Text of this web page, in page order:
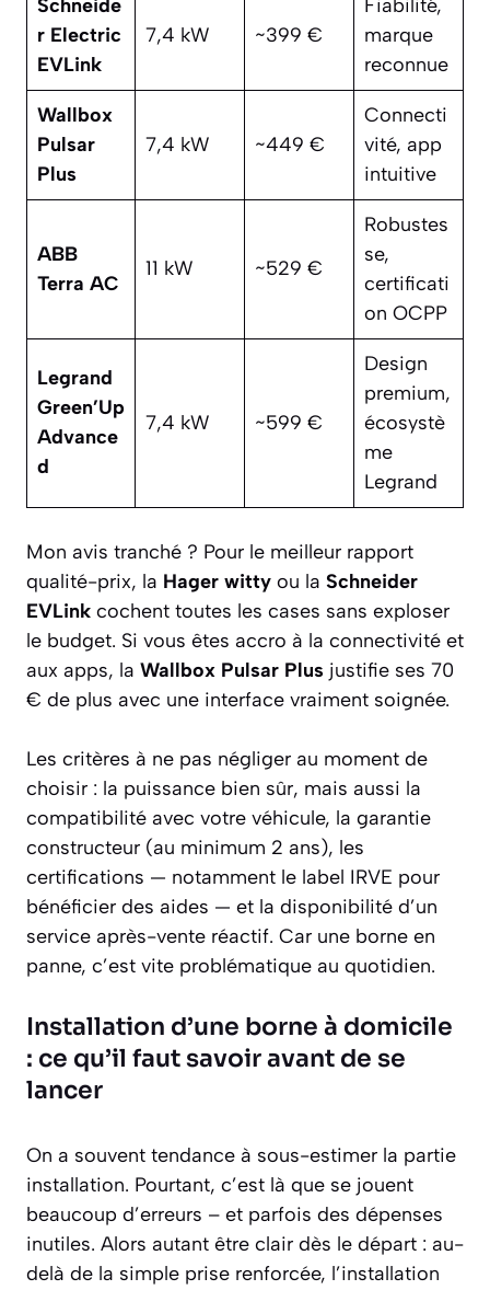
Schneide
r Electric
EVLink
7,4 kW ~399 €
Fiabilité,
marque
reconnue
Wallbox
Pulsar
Plus
7,4 kW ~449 €
Connecti
vité, app
intuitive
ABB
Terra AC
11 kW ~529 €
Robustes
se,
certificati
on OCPP
Legrand
Green’Up
Advance
d
7,4 kW ~599 €
Design
premium,
écosystè
me
Legrand
Mon avis tranché ? Pour le meilleur rapport
qualité-prix, la Hager witty ou la Schneider
EVLink cochent toutes les cases sans exploser
le budget. Si vous êtes accro à la connectivité et
aux apps, la Wallbox Pulsar Plus justifie ses 70
€ de plus avec une interface vraiment soignée.
Les critères à ne pas négliger au moment de
choisir : la puissance bien sûr, mais aussi la
compatibilité avec votre véhicule, la garantie
constructeur (au minimum 2 ans), les
certifications — notamment le label IRVE pour
bénéficier des aides — et la disponibilité d’un
service après-vente réactif. Car une borne en
panne, c’est vite problématique au quotidien.
Installation d’une borne à domicile
: ce qu’il faut savoir avant de se
lancer
On a souvent tendance à sous-estimer la partie
installation. Pourtant, c’est là que se jouent
beaucoup d’erreurs – et parfois des dépenses
inutiles. Alors autant être clair dès le départ : au-
delà de la simple prise renforcée, l’installation